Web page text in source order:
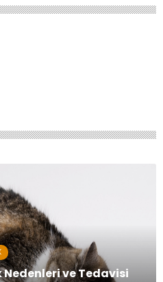
Nedenleri ve Tedavisi